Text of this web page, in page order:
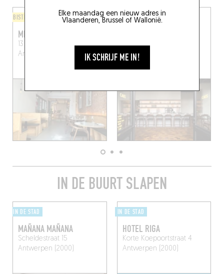
Elke maandag een nieuw adres in
Vlaanderen, Brussel of Wallonië.
IK SCHRIJF ME IN!
BISTRO
MICO & JON
13 Kloosterstraat
Antwerpen (2000)
STIJL VAN DE CHEF
Sint-Michielskaai 41
Antwerpen (2000)
TAFEL RESERVEREN
IN DE BUURT SLAPEN
IN DE STAD
MAÑANA MAÑANA
Scheldestraat 15
Antwerpen (2000)
IN DE STAD
HOTEL RIGA
Korte Koepoortstraat 4
Antwerpen (2000)